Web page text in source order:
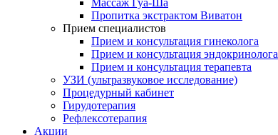
Массаж Гуа-Ша
Пропитка экстрактом Виватон
Прием специалистов
Прием и консультация гинеколога
Прием и консультация эндокринолога
Прием и консультация терапевта
УЗИ (ультразвуковое исследование)
Процедурный кабинет
Гирудотерапия
Рефлексотерапия
Акции